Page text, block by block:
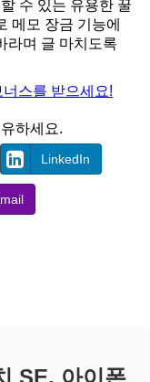
수 있는 유용한 꿀
메모 장금 기능에
라며 글 마치도록
스를 받으세요!
하세요.
LinkedIn
SE, 아이폰